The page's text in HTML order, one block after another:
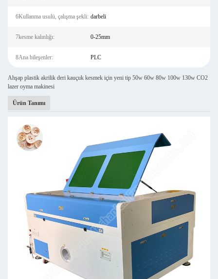
6Kullanma usulü, çalışma şekli: darbeli
7kesme kalınlığı: 0-25mm
8Ana bileşenler: PLC
Ahşap plastik akrilik deri kauçuk kesmek için yeni tip 50w 60w 80w 100w 130w CO2
lazer oyma makinesi
Ürün Tanımı